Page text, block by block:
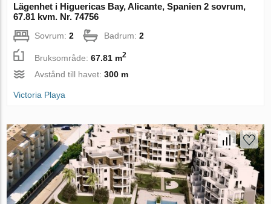
Lägenhet i Higuericas Bay, Alicante, Spanien 2 sovrum,
67.81 kvm. Nr. 74756
Sovrum:2 Badrum:2
Bruksområde:67.81 m2
Avstånd till havet:300 m
Victoria Playa